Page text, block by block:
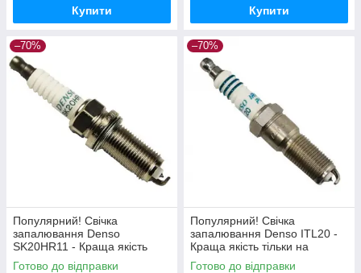
Купити Купити
–70%
Популярний! Свічка
запалювання Denso
SK20HR11 - Краща якість
тільки на Nukleon.com.ua
Готово до відправки
–70%
Популярний! Свічка
запалювання Denso ITL20 -
Краща якість тільки на
Nukleon.com.ua
Готово до відправки